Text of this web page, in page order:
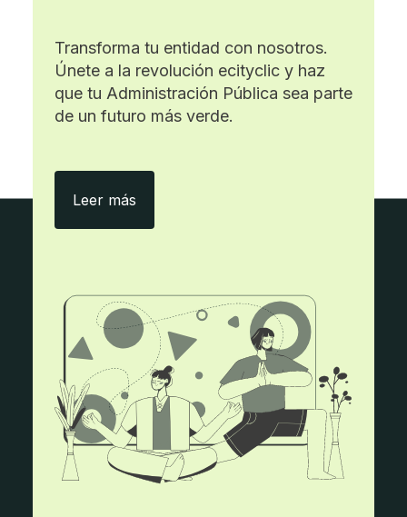
Transforma tu entidad con nosotros.
Únete a la revolución ecityclic y haz
que tu Administración Pública sea parte
de un futuro más verde.
Leer más Con ecityclic, menos papel y más